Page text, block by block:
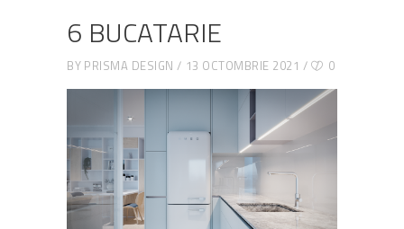
6 BUCATARIE
BY PRISMA DESIGN 13 OCTOMBRIE 2021 0